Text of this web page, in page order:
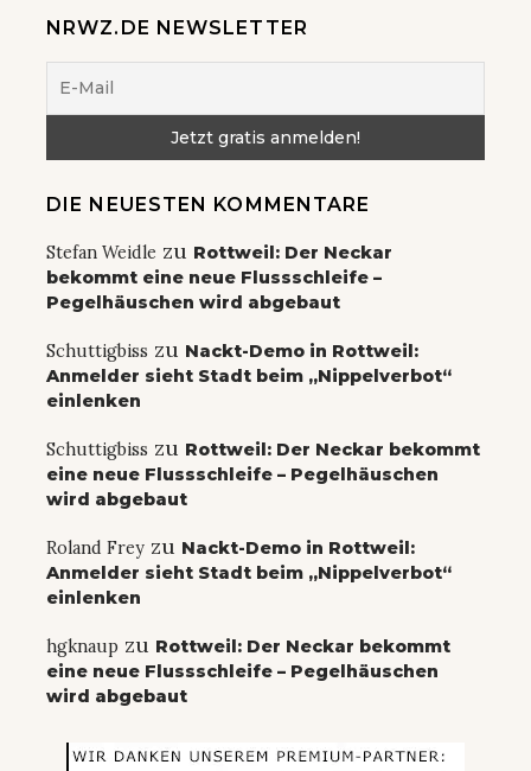
NRWZ.DE NEWSLETTER
DIE NEUESTEN KOMMENTARE
Stefan Weidle zu Rottweil: Der Neckar
bekommt eine neue Flussschleife –
Pegelhäuschen wird abgebaut
Schuttigbiss zu Nackt-Demo in Rottweil:
Anmelder sieht Stadt beim „Nippelverbot“
einlenken
Schuttigbiss zu Rottweil: Der Neckar bekommt
eine neue Flussschleife – Pegelhäuschen
wird abgebaut
Roland Frey zu Nackt-Demo in Rottweil:
Anmelder sieht Stadt beim „Nippelverbot“
einlenken
hgknaup zu Rottweil: Der Neckar bekommt
eine neue Flussschleife – Pegelhäuschen
wird abgebaut